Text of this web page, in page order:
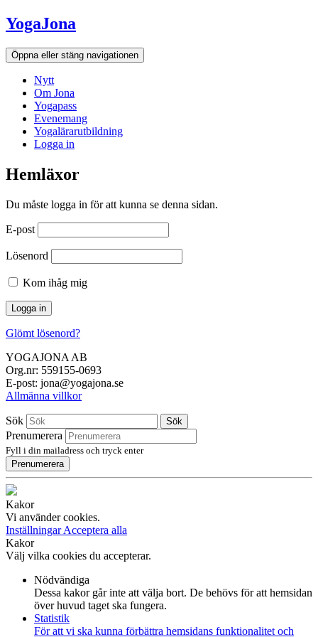
Hoppa
till
innehållet
YogaJona
Öppna eller stäng navigationen
Nytt
Om Jona
Yogapass
Evenemang
Yogalärarutbildning
Logga in
Hemläxor
Du måste logga in för att kunna se denna sidan.
E-post
Lösenord
Kom ihåg mig
Glömt lösenord?
YOGAJONA AB
Org.nr: 559155-0693
E-post: jona@yogajona.se
Allmänna villkor
Sök Sök
Prenumerera
Fyll i din mailadress och tryck enter
Prenumerera
Kakor
Vi använder cookies.
InställningarAcceptera alla
Kakor
Välj vilka cookies du accepterar.
Nödvändiga
Dessa kakor går inte att välja bort. De behövs för att hemsidan
över huvud taget ska fungera.
Statistik
För att vi ska kunna förbättra hemsidans funktionalitet och